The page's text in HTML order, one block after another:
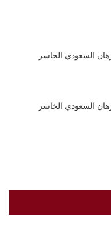
السعودي الخاسر
السعودي الخاسر